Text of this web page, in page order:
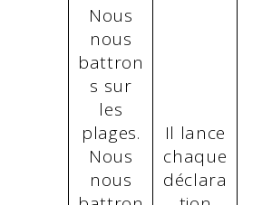
Nous
nous
battron
s sur
les
plages.
Nous
nous
Il lance
chaque
déclara